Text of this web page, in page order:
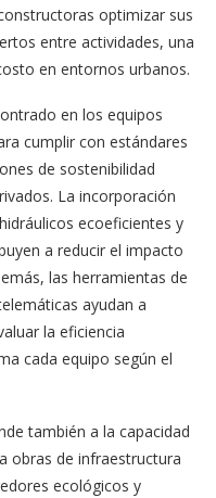
optimizar sus
entre actividades, una
en entornos urbanos.
en los equipos
cumplir con estándares
de sostenibilidad
La incorporación
ecoeficientes y
a reducir el impacto
las herramientas de
ayudan a
la eficiencia
cada equipo según el
también a la capacidad
obras de infraestructura
ecológicos y